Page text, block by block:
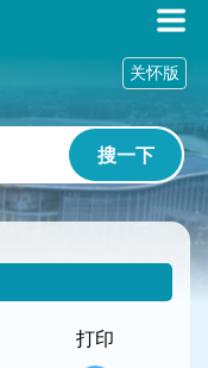
搜一下
关怀版
打印